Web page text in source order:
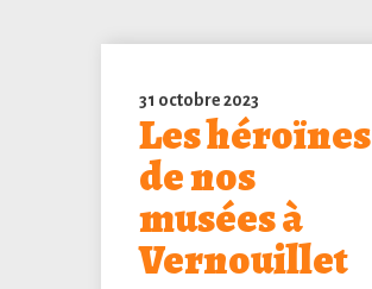
31 octobre 2023
Les héroïnes
de nos
musées à
Vernouillet